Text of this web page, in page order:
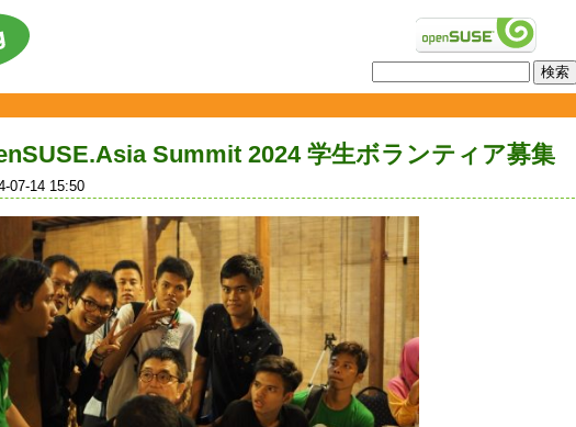
Summit 2024 学生ボランティア募集
07-14 15:50